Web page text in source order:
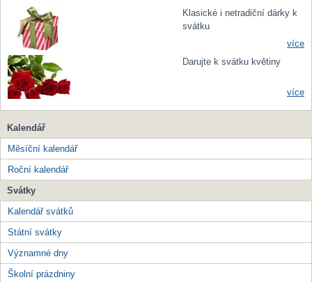
Klasické i netradiční dárky k
svátku
více
Darujte k svátku květiny
více
Kalendář
Měsíční kalendář
Roční kalendář
Svátky
Kalendář svátků
Státní svátky
Významné dny
Školní prázdniny